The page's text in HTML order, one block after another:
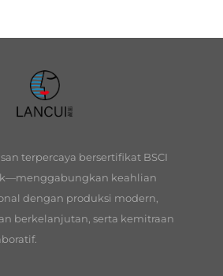
terpercaya bersertifikat BSCI
keahlian
dengan produksi modern,
berkelanjutan, serta kemitraan